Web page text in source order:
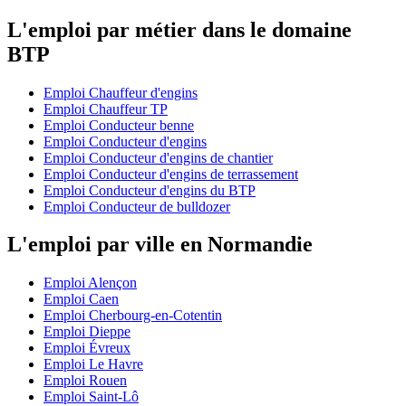
L'emploi par métier dans le domaine
BTP
Emploi Chauffeur d'engins
Emploi Chauffeur TP
Emploi Conducteur benne
Emploi Conducteur d'engins
Emploi Conducteur d'engins de chantier
Emploi Conducteur d'engins de terrassement
Emploi Conducteur d'engins du BTP
Emploi Conducteur de bulldozer
L'emploi par ville en Normandie
Emploi Alençon
Emploi Caen
Emploi Cherbourg-en-Cotentin
Emploi Dieppe
Emploi Évreux
Emploi Le Havre
Emploi Rouen
Emploi Saint-Lô